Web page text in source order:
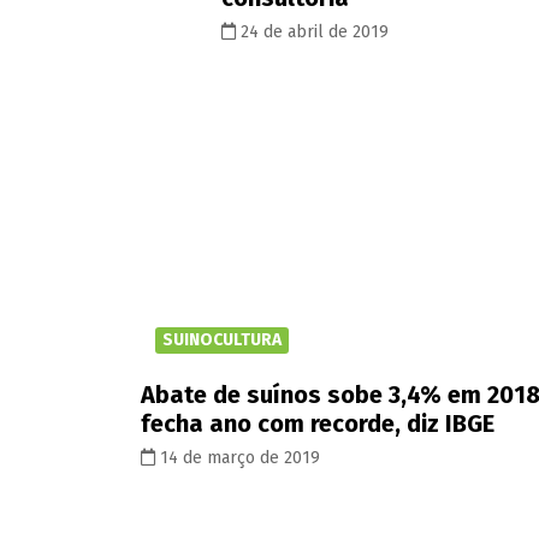
24 de abril de 2019
SUINOCULTURA
Abate de suínos sobe 3,4% em
fecha ano com recorde, diz IBGE
14 de março de 2019